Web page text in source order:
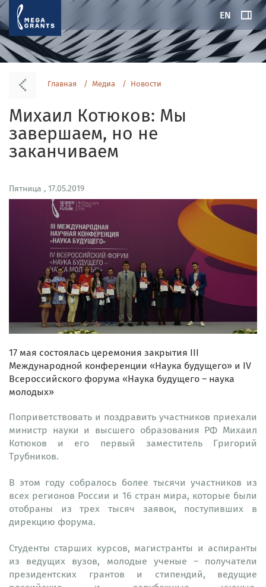
EN
Главная Медиа Новости
Михаил Котюков: Мы
завершаем, но не
заканчиваем
Пятница , 17.05.2019
17 мая состоялась церемония закрытия III
Международной конференции «Наука будущего» и IV
Всероссийского форума «Наука будущего – наука
молодых»
Поприветствовать и поздравить участников приехали
министр науки и высшего образования РФ Михаил
Котюков и его первый заместитель Григорий
Трубников.
В этом году собралось более тысячи участников из
всех регионов России и 16 стран мира, которые были
отобраны из трех тысяч заявок, поступивших в
дирекцию форума.
Студенты старших курсов, магистранты и аспиранты
из ведущих вузов, молодые ученые – получатели
президентских грантов и стипендий, ведущие